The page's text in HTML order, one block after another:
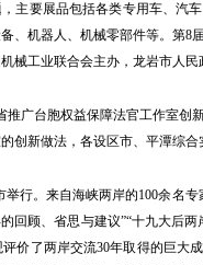
主要展品包括各类专用车、汽
、机器人、机械零部件等。第8
械工业联合会主办，龙岩市人民
广台胞权益保障法官工作室创
创新做法，各设区市、平潭综
。来自海峡两岸的100余名专
回顾、省思与建议”“十九大后
价了两岸交流30年取得的巨大